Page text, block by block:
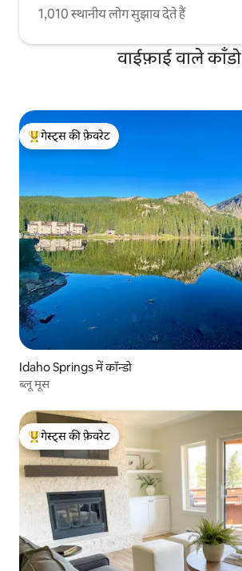
1,010 स्थानीय लोग सुझाव देते हैं
वाईफ़ाई वाले काँडो
गेस्ट्स का टॉप फ़ेवरेट
गेस्ट्स की फ़ेवरेट
Idaho Springs में कॉन्डो
ब्लू मूस
गेस्ट्स का टॉप फ़ेवरेट
गेस्ट्स की फ़ेवरेट